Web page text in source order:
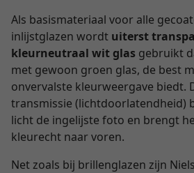
Als basismateriaal voor alle
inlijstglazen wordt uiterst
kleurneutraal wit glas gebruikt
met gewoon groen glas, de best
onvervalste kleurweergave biedt.
transmissie (lichtdoorlatendheid)
licht de ingelijste foto en brengt
kleurecht naar voren.
Net zoals bij brillenglazen zijn